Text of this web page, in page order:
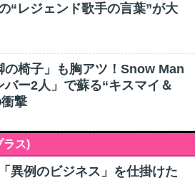
“レジェンド歌手の言葉”が大
の椅子」も胸アツ！Snow Man
ー2人」で蘇る“キスマイ＆
撃
ラス)
異例のビジネス」を仕掛けた